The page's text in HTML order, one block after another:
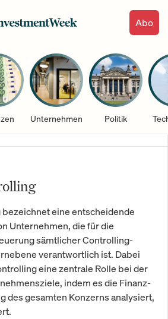
Abo
Unternehmen Politik
eine entscheidende
Unternehmen, die für die
sämtlicher Controlling-
verantwortlich ist. Dabei
eine zentrale Rolle bei der
indem es die Finanz-
des gesamten Konzerns analysiert,